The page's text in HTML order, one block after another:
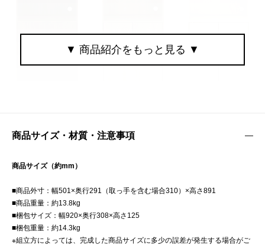
商品サイズ・材質・注意事項
商品サイズ（約mm）
■商品外寸：幅501×奥行291（取っ手を含む場合310）×高さ891
■商品重量：約13.8kg
■梱包サイズ：幅920×奥行308×高さ125
■梱包重量：約14.3kg
※組立方によっては、完成した商品サイズに多少の誤差が発生する場合がご